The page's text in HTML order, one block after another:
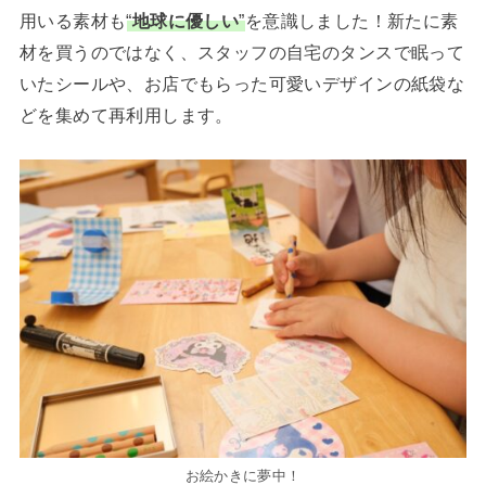
用いる素材も“地球に優しい”を意識しました！新たに素
材を買うのではなく、スタッフの自宅のタンスで眠って
いたシールや、お店でもらった可愛いデザインの紙袋な
どを集めて再利用します。
お絵かきに夢中！